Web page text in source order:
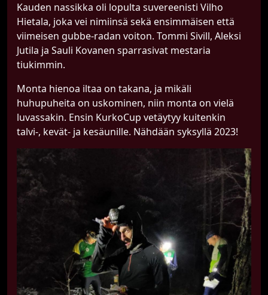
Kauden nassikka oli lopulta suvereenisti Vilho
Hietala, joka vei nimiinsä sekä ensimmäisen että
viimeisen gubbe-radan voiton. Tommi Sivill, Aleksi
Jutila ja Sauli Kovanen sparrasivat mestaria
tiukimmin.
Monta hienoa iltaa on takana, ja mikäli
huhupuheita on uskominen, niin monta on vielä
luvassakin. Ensin KurkoCup vetäytyy kuitenkin
talvi-, kevät- ja kesäunille. Nähdään syksyllä 2023!